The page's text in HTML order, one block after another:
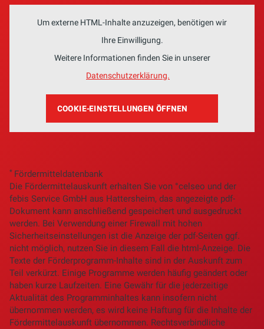
Um externe HTML-Inhalte anzuzeigen, benötigen wir
Ihre Einwilligung.
Weitere Informationen finden Sie in unserer
Datenschutzerklärung.
COOKIE-EINSTELLUNGEN ÖFFNEN
* Fördermitteldatenbank
Die Fördermittelauskunft erhalten Sie von °celseo und der
febis Service GmbH aus Hattersheim, das angezeigte pdf-
Dokument kann anschließend gespeichert und ausgedruckt
werden. Bei Verwendung einer Firewall mit hohen
Sicherheitseinstellungen ist die Anzeige der pdf-Seiten ggf.
nicht möglich, nutzen Sie in diesem Fall die html-Anzeige. Die
Texte der Förderprogramm-Inhalte sind in der Auskunft zum
Teil verkürzt. Einige Programme werden häufig geändert oder
haben kurze Laufzeiten. Eine Gewähr für die jederzeitige
Aktualität des Programminhaltes kann insofern nicht
übernommen werden, es wird keine Haftung für die Inhalte der
Fördermittelauskunft übernommen. Rechtsverbindliche